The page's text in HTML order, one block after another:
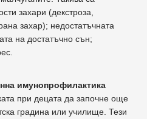
захари (декстроза,
захар); недостатъчната
на достатъчно сън;
имунопрофилактика
при децата да започне още
градина или училище. Тези